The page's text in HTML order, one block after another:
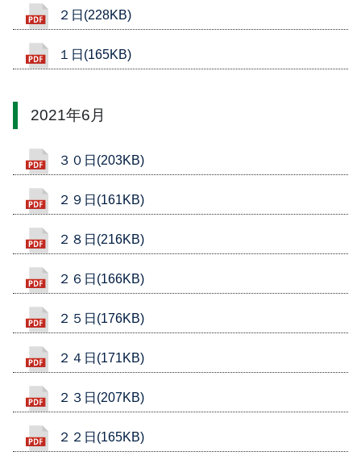
２日(228KB)
１日(165KB)
2021年6月
３０日(203KB)
２９日(161KB)
２８日(216KB)
２６日(166KB)
２５日(176KB)
２４日(171KB)
２３日(207KB)
２２日(165KB)